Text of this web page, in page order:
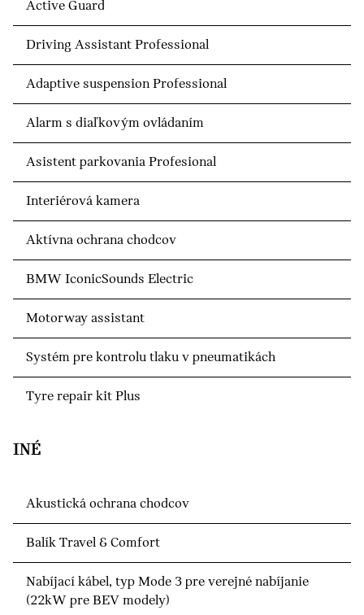
Active Guard
Driving Assistant Professional
Adaptive suspension Professional
Alarm s diaľkovým ovládaním
Asistent parkovania Profesional
Interiérová kamera
Aktívna ochrana chodcov
BMW IconicSounds Electric
Motorway assistant
Systém pre kontrolu tlaku v pneumatikách
Tyre repair kit Plus
INÉ
Akustická ochrana chodcov
Balík Travel & Comfort
Nabíjací kábel, typ Mode 3 pre verejné nabíjanie
(22kW pre BEV modely)